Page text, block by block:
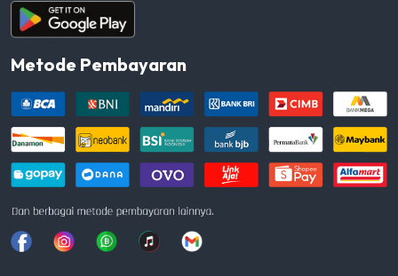
Aplikasi Android
Metode Pembayaran
FacebookInstagramWhatsapp
Tiktok youtube